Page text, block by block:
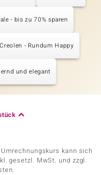
- bis zu 70% sparen
Creolen - Rundum Happy
und elegant
kann sich
gesetzl. MwSt. und zzgl.